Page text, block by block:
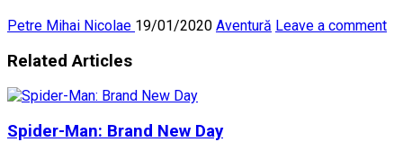
Petre Mihai Nicolae 19/01/2020 Aventură Leave a comment
Related Articles
Spider-Man: Brand New Day